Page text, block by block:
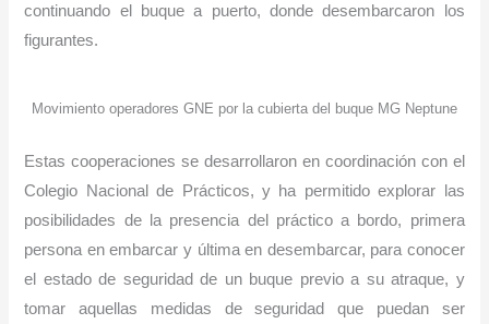
continuando el buque a puerto, donde desembarcaron los
figurantes.
Movimiento operadores GNE por la cubierta del buque MG Neptune
Estas cooperaciones se desarrollaron en coordinación con el
Colegio Nacional de Prácticos, y ha permitido explorar las
posibilidades de la presencia del práctico a bordo, primera
persona en embarcar y última en desembarcar, para conocer
el estado de seguridad de un buque previo a su atraque, y
tomar aquellas medidas de seguridad que puedan ser